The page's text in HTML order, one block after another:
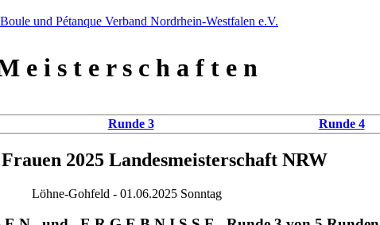
Boule und Pétanque Verband Nordrhein-Westfalen e.V.
e i s t e r s c h a f t e n
Runde 3 Runde 4
2025 Landesmeisterschaft NRW
Löhne-Gohfeld - 01.06.2025 Sonntag